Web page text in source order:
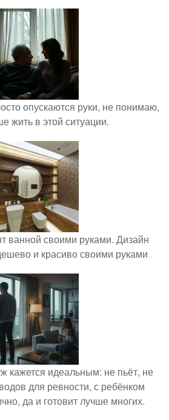
опускаются руки, не понимаю,
жить в этой ситуации.
ванной своими руками. Дизайн
и красиво своими руками
кажется идеальным: не пьёт, не
для ревности, с ребёнком
да и готовит лучше многих.